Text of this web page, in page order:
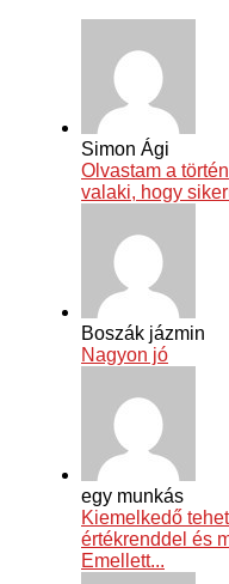
Simon Ági
Olvastam a
valaki, hogy
Boszák jázmin
Nagyon jó
egy munkás
Kiemelkedő
értékrenddel és
Emellett...